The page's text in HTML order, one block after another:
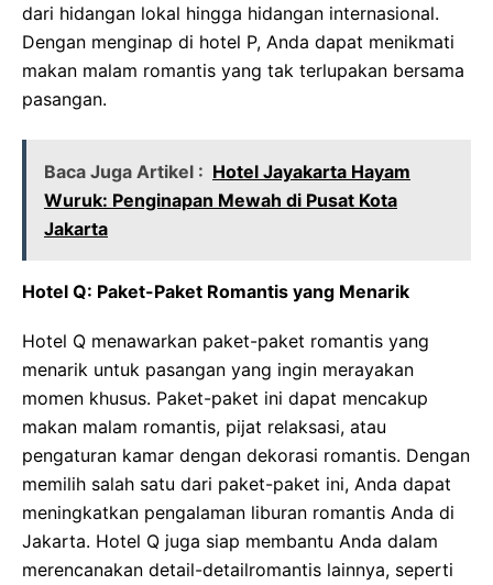
dari hidangan lokal hingga hidangan internasional.
Dengan menginap di hotel P, Anda dapat menikmati
makan malam romantis yang tak terlupakan bersama
pasangan.
Baca Juga Artikel : Hotel Jayakarta Hayam
Wuruk: Penginapan Mewah di Pusat Kota
Jakarta
Hotel Q: Paket-Paket Romantis yang Menarik
Hotel Q menawarkan paket-paket romantis yang
menarik untuk pasangan yang ingin merayakan
momen khusus. Paket-paket ini dapat mencakup
makan malam romantis, pijat relaksasi, atau
pengaturan kamar dengan dekorasi romantis. Dengan
memilih salah satu dari paket-paket ini, Anda dapat
meningkatkan pengalaman liburan romantis Anda di
Jakarta. Hotel Q juga siap membantu Anda dalam
merencanakan detail-detailromantis lainnya, seperti